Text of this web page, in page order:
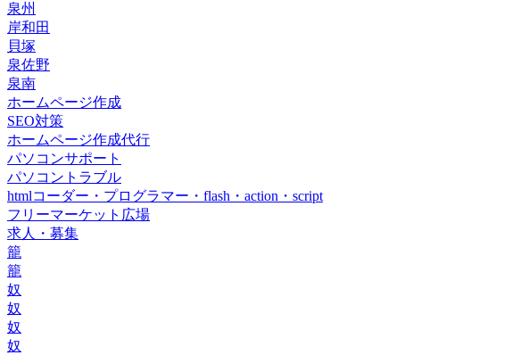
泉州
岸和田
貝塚
泉佐野
泉南
ホームページ作成
SEO対策
ホームページ作成代行
パソコンサポート
パソコントラブル
htmlコーダー・プログラマー・flash・action・script
フリーマーケット広場
求人・募集
籠
籠
奴
奴
奴
奴